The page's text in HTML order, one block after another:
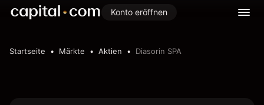
Konto eröffnen
Startseite Märkte Aktien Diasorin SPA